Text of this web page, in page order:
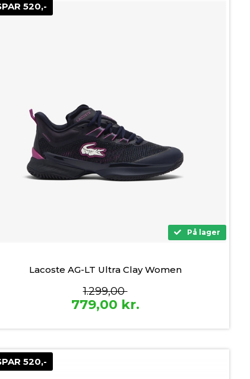
520,-
På lager
Lacoste AG-LT Ultra Clay Women
1.299,00
779,00 kr.
520,-